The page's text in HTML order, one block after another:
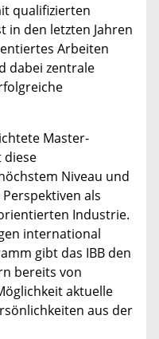
qualifizierten
in den letzten Jahren
Arbeiten
dabei zentrale
Master-
diese
Niveau und
als
Industrie.
international
gibt das IBB den
bereits von
aktuelle
aus der